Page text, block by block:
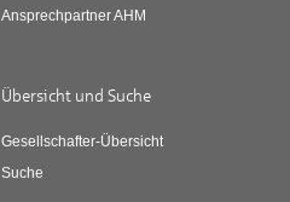
Ansprechpartner AHM
Übersicht und Suche
Gesellschafter-Übersicht
Suche